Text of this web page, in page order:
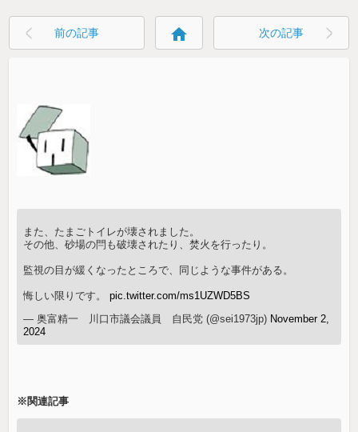
前の記事 home 次の記事
また、たまごトイレが壊されました。
その他、砂場の閂も破壊されたり、焚火を行ったり。
監視の目が緩くなったところで、同じような事件がある。
悔しい限りです。pic.twitter.com/ms1UZWD5BS
— 奥富精一 川口市議会議員 自民党 (@sei1973jp) November 2,
2024
※関連記事